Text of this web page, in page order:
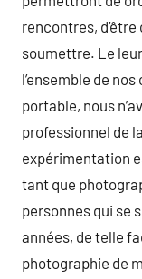
rencontres,
soumettre. Le
l’ensemble de
portable, nous
professionnel de
expérimentation
tant que
personnes qui se
années, de telle
photographie de